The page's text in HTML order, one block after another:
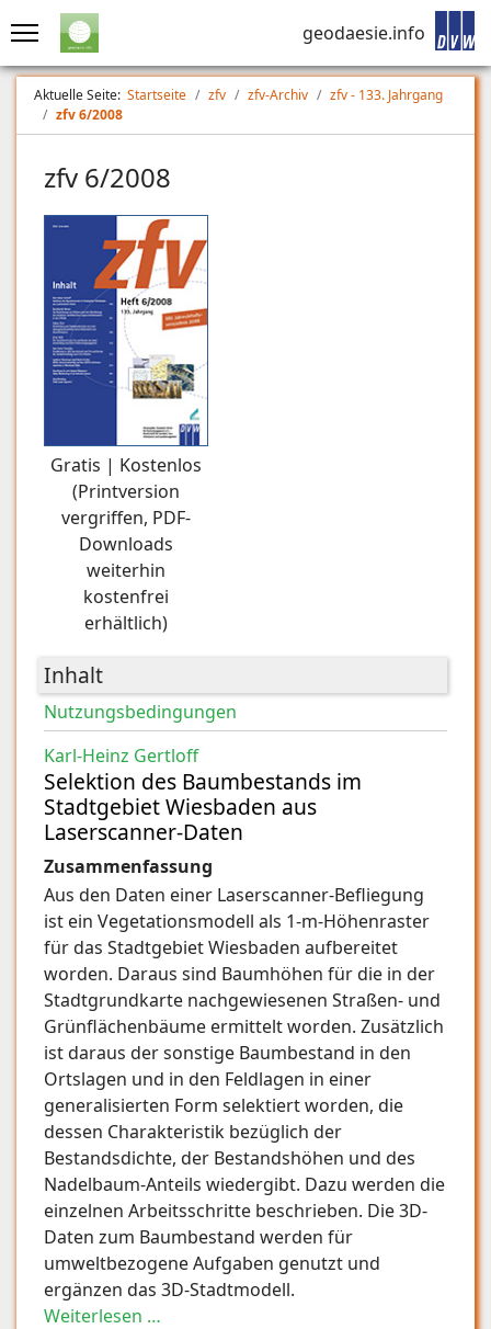
geodaesie.info
Aktuelle Seite: Startseite zfv zfv-Archiv
zfv - 133. Jahrgang
zfv 6/2008
zfv 6/2008
Gratis | Kostenlos
(Printversion
vergriffen, PDF-
Downloads
weiterhin
kostenfrei
erhältlich)
Inhalt
Nutzungsbedingungen
Karl-Heinz Gertloff
Selektion des Baumbestands im
Stadtgebiet Wiesbaden aus
Laserscanner-Daten
Zusammenfassung
Aus den Daten einer Laserscanner-Befliegung
ist ein Vegetationsmodell als 1-m-Höhenraster
für das Stadtgebiet Wiesbaden aufbereitet
worden. Daraus sind Baumhöhen für die in der
Stadtgrundkarte nachgewiesenen Straßen- und
Grünflächenbäume ermittelt worden. Zusätzlich
ist daraus der sonstige Baumbestand in den
Ortslagen und in den Feldlagen in einer
generalisierten Form selektiert worden, die
dessen Charakteristik bezüglich der
Bestandsdichte, der Bestandshöhen und des
Nadelbaum-Anteils wiedergibt. Dazu werden die
einzelnen Arbeitsschritte beschrieben. Die 3D-
Daten zum Baumbestand werden für
umweltbezogene Aufgaben genutzt und
ergänzen das 3D-Stadtmodell.
Weiterlesen …